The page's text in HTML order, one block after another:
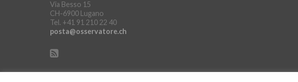
Via Besso 15
CH-6900 Lugano
Tel. +41 91 210 22 40
posta@osservatore.ch